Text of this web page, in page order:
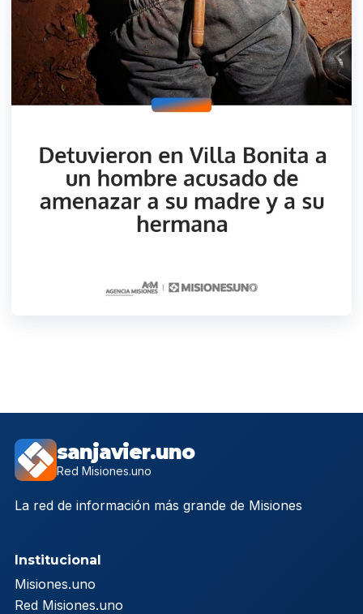
sanjavier.uno
Red Misiones.uno
La red de información más grande de Misiones
Institucional
Misiones.uno
Red Misiones.uno